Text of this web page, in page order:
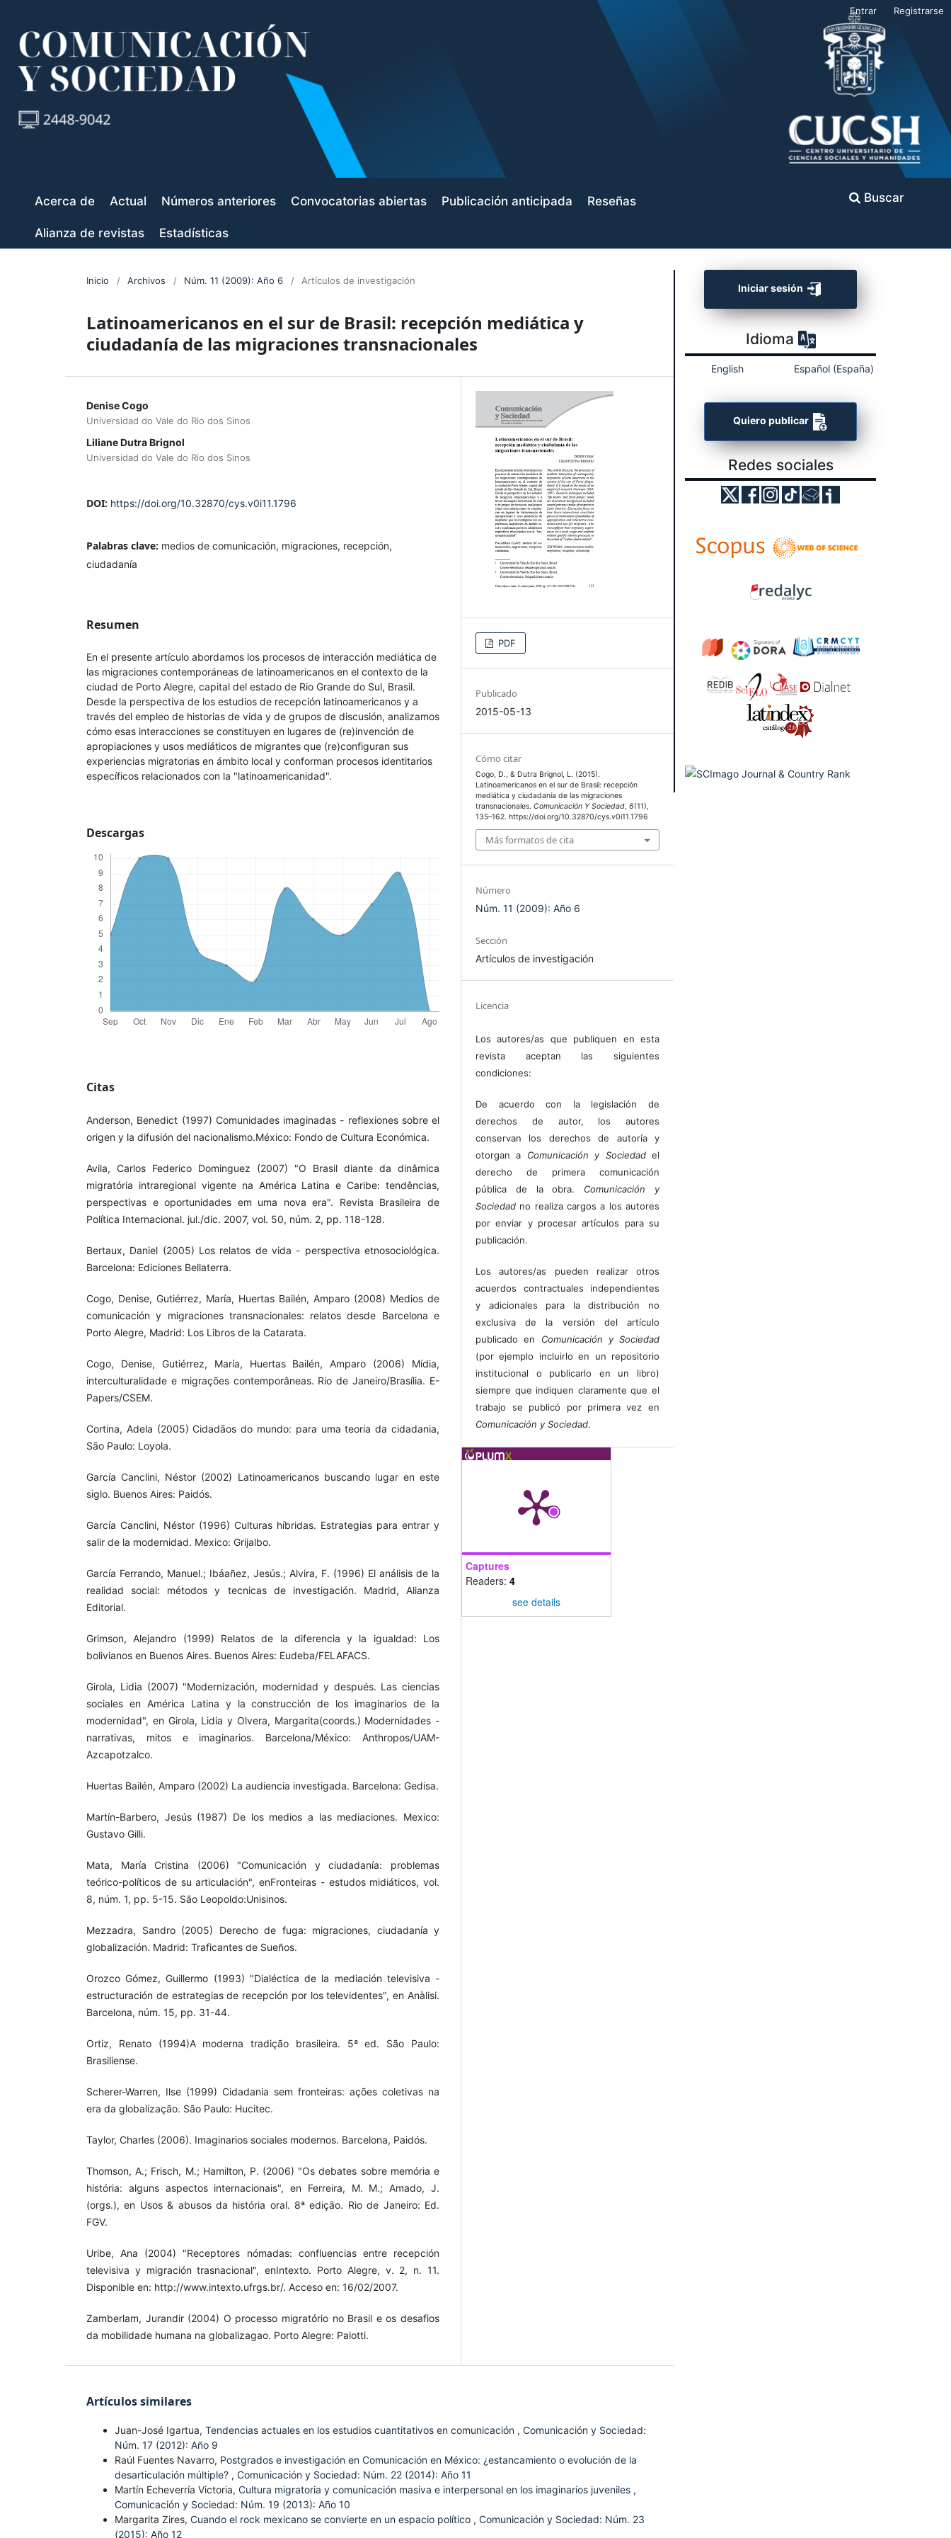
Acerca de Actual Números anteriores Convocatorias abiertas Publicación anticipada Reseñas
Alianza de revistas Estadísticas
Buscar
Entrar Registrarse
Inicio / Archivos / Núm. 11 (2009): Año 6 / Artículos de investigación
Latinoamericanos en el sur de Brasil: recepción mediática y
ciudadanía de las migraciones transnacionales
Denise Cogo
Universidad do Vale do Rio dos Sinos
Liliane Dutra Brignol
Universidad do Vale do Rio dos Sinos
DOI: https://doi.org/10.32870/cys.v0i11.1796
Palabras clave: medios de comunicación, migraciones, recepción,
ciudadanía
Resumen
En el presente artículo abordamos los procesos de interacción mediática de
las migraciones contemporáneas de latinoamericanos en el contexto de la
ciudad de Porto Alegre, capital del estado de Rio Grande do Sul, Brasil.
Desde la perspectiva de los estudios de recepción latinoamericanos y a
través del empleo de historias de vida y de grupos de discusión, analizamos
cómo esas interacciones se constituyen en lugares de (re)invención de
apropiaciones y usos mediáticos de migrantes que (re)configuran sus
experiencias migratorias en ámbito local y conforman procesos identitarios
específicos relacionados con la "latinoamericanidad".
Descargas
Citas
Anderson, Benedict (1997) Comunidades imaginadas - reflexiones sobre el
origen y la difusión del nacionalismo.México: Fondo de Cultura Económica.
Avila, Carlos Federico Dominguez (2007) "O Brasil diante da dinâmica
migratória intraregional vigente na América Latina e Caribe: tendências,
perspectivas e oportunidades em uma nova era". Revista Brasileira de
Política Internacional. jul./dic. 2007, vol. 50, núm. 2, pp. 118-128.
Bertaux, Daniel (2005) Los relatos de vida - perspectiva etnosociológica.
Barcelona: Ediciones Bellaterra.
Cogo, Denise, Gutiérrez, María, Huertas Bailén, Amparo (2008) Medios de
comunicación y migraciones transnacionales: relatos desde Barcelona e
Porto Alegre, Madrid: Los Libros de la Catarata.
Cogo, Denise, Gutiérrez, María, Huertas Bailén, Amparo (2006) Mídia,
interculturalidade e migrações contemporâneas. Rio de Janeiro/Brasília. E-
Papers/CSEM.
Cortina, Adela (2005) Cidadãos do mundo: para uma teoria da cidadania,
São Paulo: Loyola.
García Canclini, Néstor (2002) Latinoamericanos buscando lugar en este
siglo. Buenos Aires: Paidós.
García Canclini, Néstor (1996) Culturas híbridas. Estrategias para entrar y
salir de la modernidad. Mexico: Grijalbo.
García Ferrando, Manuel.; Ibáañez, Jesús.; Alvira, F. (1996) El análisis de la
realidad social: métodos y tecnicas de investigación. Madrid, Alianza
Editorial.
Grimson, Alejandro (1999) Relatos de la diferencia y la igualdad: Los
bolivianos en Buenos Aires. Buenos Aires: Eudeba/FELAFACS.
Girola, Lidia (2007) "Modernización, modernidad y después. Las ciencias
sociales en América Latina y la construcción de los imaginarios de la
modernidad", en Girola, Lidia y Olvera, Margarita(coords.) Modernidades -
narrativas, mitos e imaginarios. Barcelona/México: Anthropos/UAM-
Azcapotzalco.
Huertas Bailén, Amparo (2002) La audiencia investigada. Barcelona: Gedisa.
Martín-Barbero, Jesús (1987) De los medios a las mediaciones. Mexico:
Gustavo Gilli.
Mata, María Cristina (2006) "Comunicación y ciudadanía: problemas
teórico-políticos de su articulación", enFronteiras - estudos midiáticos, vol.
8, núm. 1, pp. 5-15. São Leopoldo:Unisinos.
Mezzadra, Sandro (2005) Derecho de fuga: migraciones, ciudadanía y
globalización. Madrid: Traficantes de Sueños.
Orozco Gómez, Guillermo (1993) "Dialéctica de la mediación televisiva -
estructuración de estrategias de recepción por los televidentes", en Anàlisi.
Barcelona, núm. 15, pp. 31-44.
Ortiz, Renato (1994)A moderna tradição brasileira. 5ª ed. São Paulo:
Brasiliense.
Scherer-Warren, Ilse (1999) Cidadania sem fronteiras: ações coletivas na
era da globalização. São Paulo: Hucitec.
Taylor, Charles (2006). Imaginarios sociales modernos. Barcelona, Paidós.
Thomson, A.; Frisch, M.; Hamilton, P. (2006) "Os debates sobre memória e
história: alguns aspectos internacionais", en Ferreira, M. M.; Amado, J.
(orgs.), en Usos & abusos da história oral. 8ª edição. Rio de Janeiro: Ed.
FGV.
Uribe, Ana (2004) "Receptores nómadas: confluencias entre recepción
televisiva y migración trasnacional", enIntexto. Porto Alegre, v. 2, n. 11.
Disponible en: http://www.intexto.ufrgs.br/. Acceso en: 16/02/2007.
Zamberlam, Jurandir (2004) O processo migratório no Brasil e os desafios
da mobilidade humana na globalizagao. Porto Alegre: Palotti.
PDF
Publicado
2015-05-13
Cómo citar
Cogo, D., & Dutra Brignol, L. (2015).
Latinoamericanos en el sur de Brasil: recepción
mediática y ciudadanía de las migraciones
transnacionales.Comunicación Y Sociedad,6(11),
135–162. https://doi.org/10.32870/cys.v0i11.1796
Más formatos de cita
Número
Núm. 11 (2009): Año 6
Sección
Artículos de investigación
Licencia
Los autores/as que publiquen en esta
revista aceptan las siguientes
condiciones:
De acuerdo con la legislación de
derechos de autor, los autores
conservan los derechos de autoría y
otorgan a Comunicación y Sociedadel
derecho de primera comunicación
pública de la obra. Comunicación y
Sociedad no realiza cargos a los autores
por enviar y procesar artículos para su
publicación.
Los autores/as pueden realizar otros
acuerdos contractuales independientes
y adicionales para la distribución no
exclusiva de la versión del artículo
publicado en Comunicación y Sociedad
(por ejemplo incluirlo en un repositorio
institucional o publicarlo en un libro)
siempre que indiquen claramente que el
trabajo se publicó por primera vez en
Comunicación y Sociedad.
Captures
Readers: 4
see details
Artículos similares
Juan-José Igartua, Tendencias actuales en los estudios cuantitativos en comunicación , Comunicación y Sociedad:
Núm. 17 (2012): Año 9
Raúl Fuentes Navarro, Postgrados e investigación en Comunicación en México: ¿estancamiento o evolución de la
desarticulación múltiple? , Comunicación y Sociedad: Núm. 22 (2014): Año 11
Martín Echeverría Victoria, Cultura migratoria y comunicación masiva e interpersonal en los imaginarios juveniles ,
Comunicación y Sociedad: Núm. 19 (2013): Año 10
Margarita Zires, Cuando el rock mexicano se convierte en un espacio político , Comunicación y Sociedad: Núm. 23
(2015): Año 12
Iniciar sesión
Idioma
English Español (España)
Quiero publicar
Redes sociales